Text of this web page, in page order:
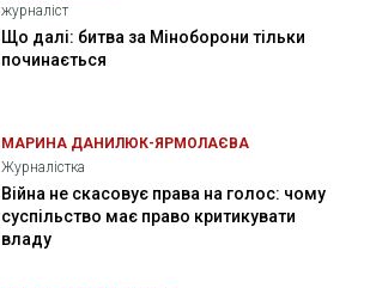
журналіст
Що далі: битва за Міноборони тільки
починається
МАРИНА ДАНИЛЮК-ЯРМОЛАЄВА
Журналістка
Війна не скасовує права на голос: чому
суспільство має право критикувати
владу